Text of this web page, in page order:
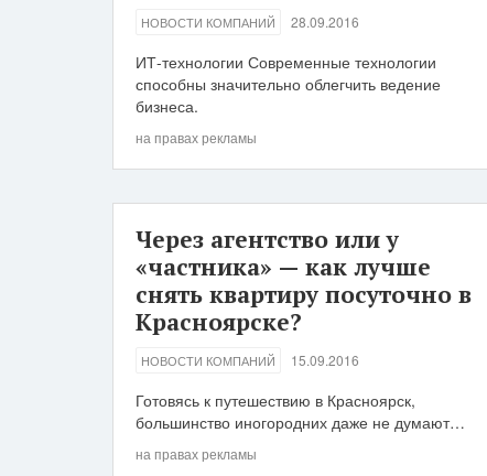
НОВОСТИ КОМПАНИЙ 28.09.2016
ИТ-технологии Современные технологии
способны значительно облегчить ведение
бизнеса.
на правах рекламы
Через агентство или у
«частника» — как лучше
снять квартиру посуточно в
Красноярске?
НОВОСТИ КОМПАНИЙ 15.09.2016
Готовясь к путешествию в Красноярск,
большинство иногородних даже не думают…
на правах рекламы